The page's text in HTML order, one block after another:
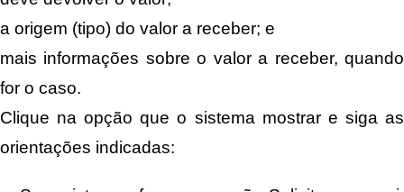
a origem (tipo) do valor a receber; e
mais informações sobre o valor a receber, quando
for o caso.
Clique na opção que o sistema mostrar e siga as
orientações indicadas: